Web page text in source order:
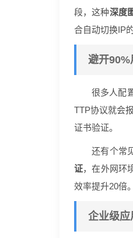
段，这种深度
合自动切换IP
避开90%
很多人配
TTP协议就会
证书验证。
还有个常
证，在外网环
效率提升20倍。
企业级应